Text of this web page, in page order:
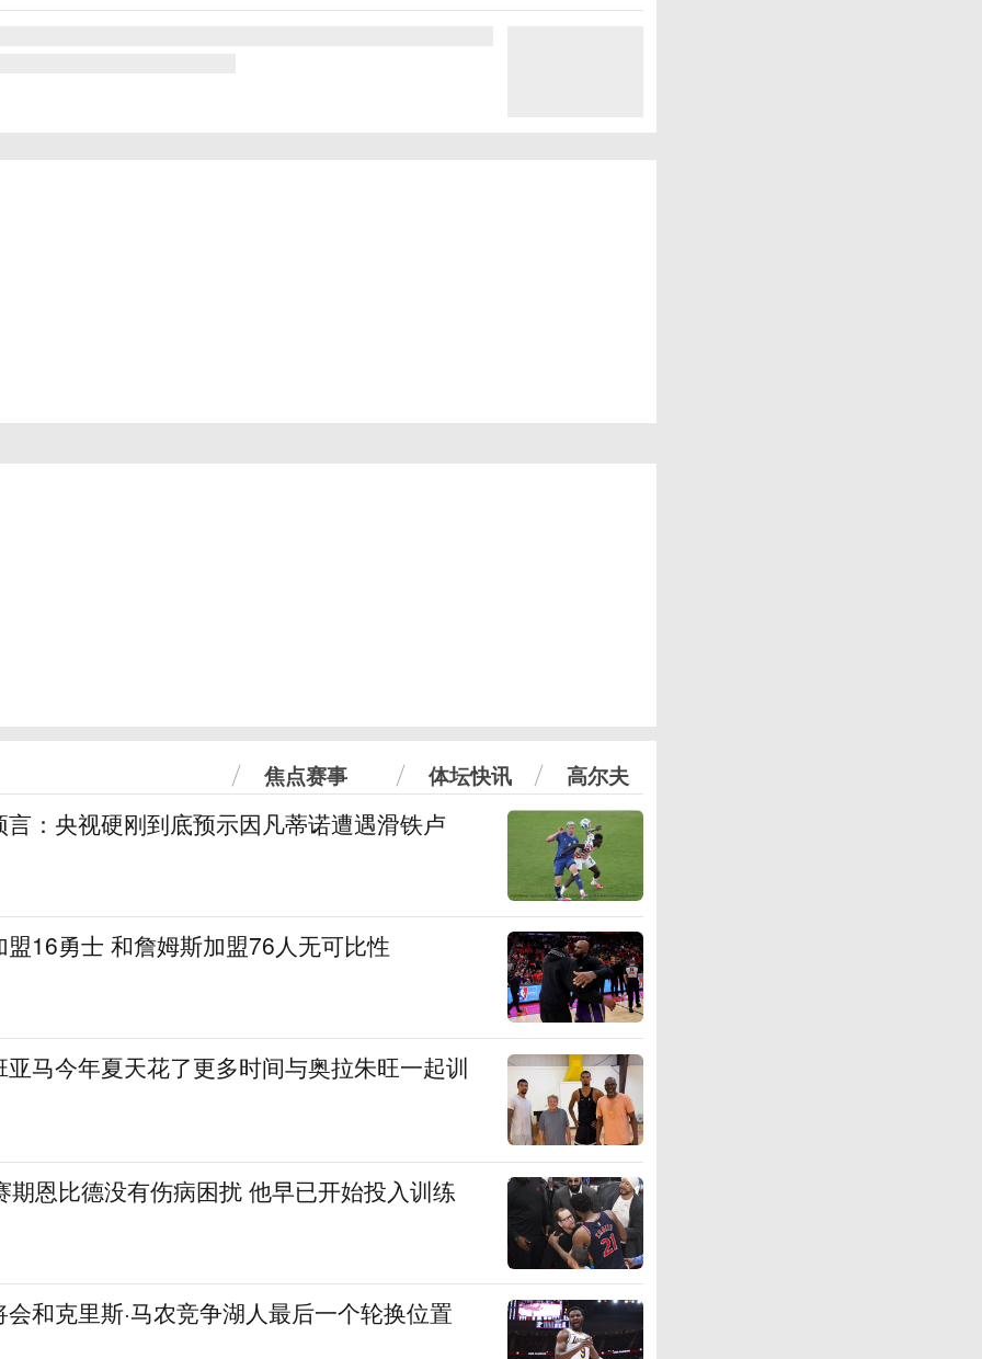
焦点赛事 体坛快讯 高尔夫
：央视硬刚到底预示因凡蒂诺遭遇滑铁卢
16勇士 和詹姆斯加盟76人无可比性
马今年夏天花了更多时间与奥拉朱旺一起训
期恩比德没有伤病困扰 他早已开始投入训练
和克里斯·马农竞争湖人最后一个轮换位置